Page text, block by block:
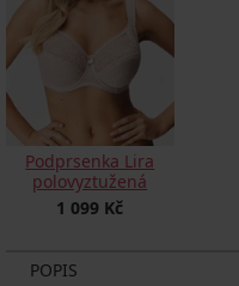
Podprsenka Lira
polovyztužená
1 099 Kč
POPIS